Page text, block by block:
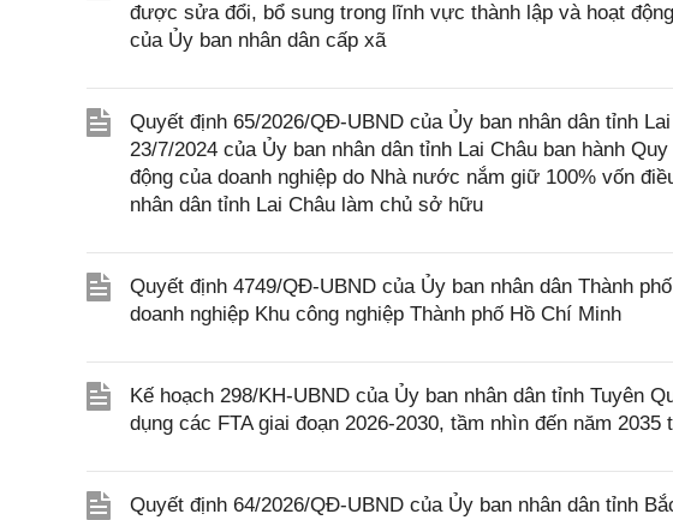
được sửa đổi, bổ sung trong lĩnh vực thành lập và hoạt
của Ủy ban nhân dân cấp xã
Quyết định 65/2026/QĐ-UBND của Ủy ban nhân dân tỉnh
23/7/2024 của Ủy ban nhân dân tỉnh Lai Châu ban hành
động của doanh nghiệp do Nhà nước nắm giữ 100% vốn
nhân dân tỉnh Lai Châu làm chủ sở hữu
Quyết định 4749/QĐ-UBND của Ủy ban nhân dân Thành
doanh nghiệp Khu công nghiệp Thành phố Hồ Chí Minh
Kế hoạch 298/KH-UBND của Ủy ban nhân dân tỉnh Tuyên
dụng các FTA giai đoạn 2026-2030, tầm nhìn đến năm 2035
Quyết định 64/2026/QĐ-UBND của Ủy ban nhân dân tỉnh